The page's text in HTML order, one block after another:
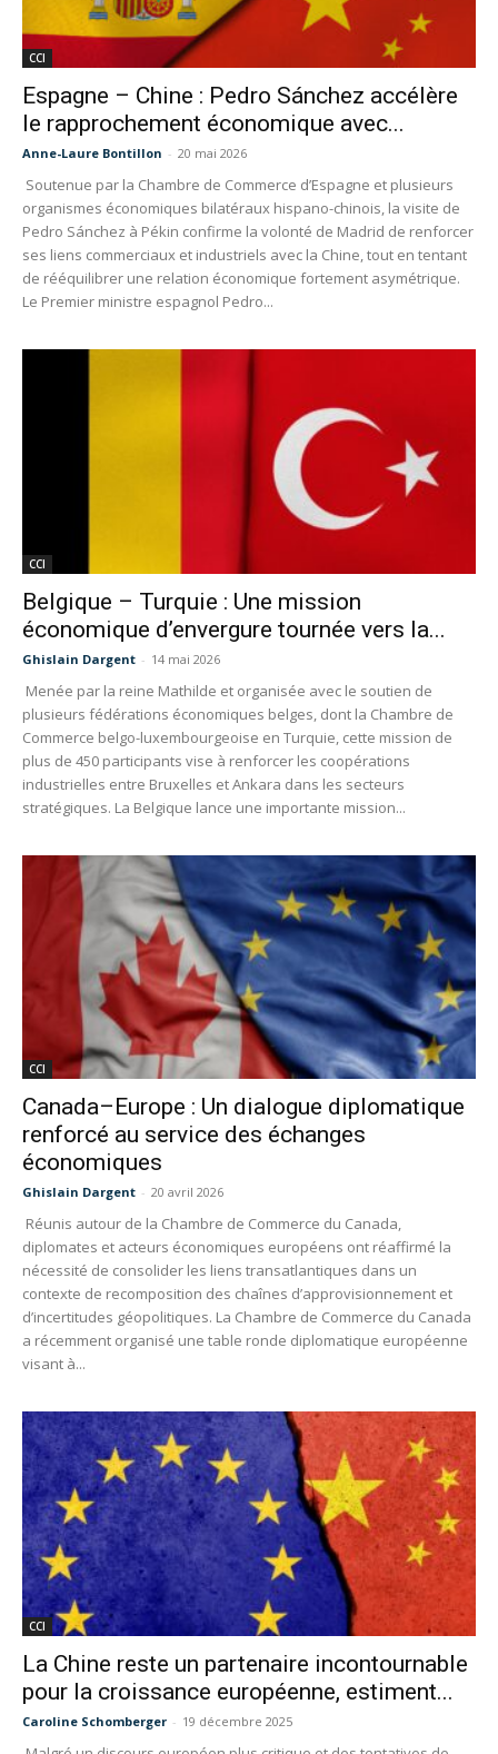
CCI
Espagne – Chine : Pedro Sánchez accélère
le rapprochement économique avec...
Anne-Laure Bontillon - 20 mai 2026
Soutenue par la Chambre de Commerce d’Espagne et plusieurs
organismes économiques bilatéraux hispano-chinois, la visite de
Pedro Sánchez à Pékin confirme la volonté de Madrid de renforcer
ses liens commerciaux et industriels avec la Chine, tout en tentant
de rééquilibrer une relation économique fortement asymétrique.
Le Premier ministre espagnol Pedro...
CCI
Belgique – Turquie : Une mission
économique d’envergure tournée vers la...
Ghislain Dargent - 14 mai 2026
Menée par la reine Mathilde et organisée avec le soutien de
plusieurs fédérations économiques belges, dont la Chambre de
Commerce belgo-luxembourgeoise en Turquie, cette mission de
plus de 450 participants vise à renforcer les coopérations
industrielles entre Bruxelles et Ankara dans les secteurs
stratégiques. La Belgique lance une importante mission...
CCI
Canada–Europe : Un dialogue diplomatique
renforcé au service des échanges
économiques
Ghislain Dargent - 20 avril 2026
Réunis autour de la Chambre de Commerce du Canada,
diplomates et acteurs économiques européens ont réaffirmé la
nécessité de consolider les liens transatlantiques dans un
contexte de recomposition des chaînes d’approvisionnement et
d’incertitudes géopolitiques. La Chambre de Commerce du Canada
a récemment organisé une table ronde diplomatique européenne
visant à...
CCI
La Chine reste un partenaire incontournable
pour la croissance européenne, estiment...
Caroline Schomberger - 19 décembre 2025